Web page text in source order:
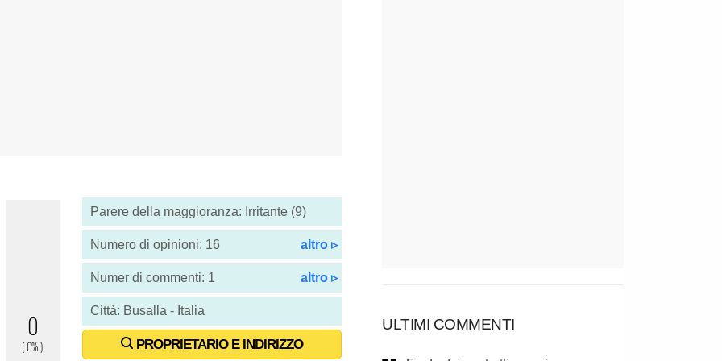
Parere della maggioranza: Irritante (9)
Numero di opinioni: 16 altro ▹
Numer di commenti: 1 altro ▹
Città: Busalla - Italia
PROPRIETARIO E INDIRIZZO
ULTIMI COMMENTI